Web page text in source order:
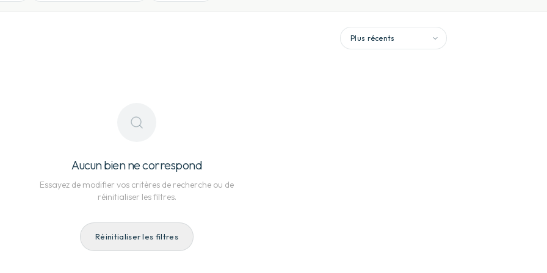
Aucun bien ne correspond
Essayez de modifier vos critères de recherche ou de
réinitialiser les filtres.
Réinitialiser les filtres